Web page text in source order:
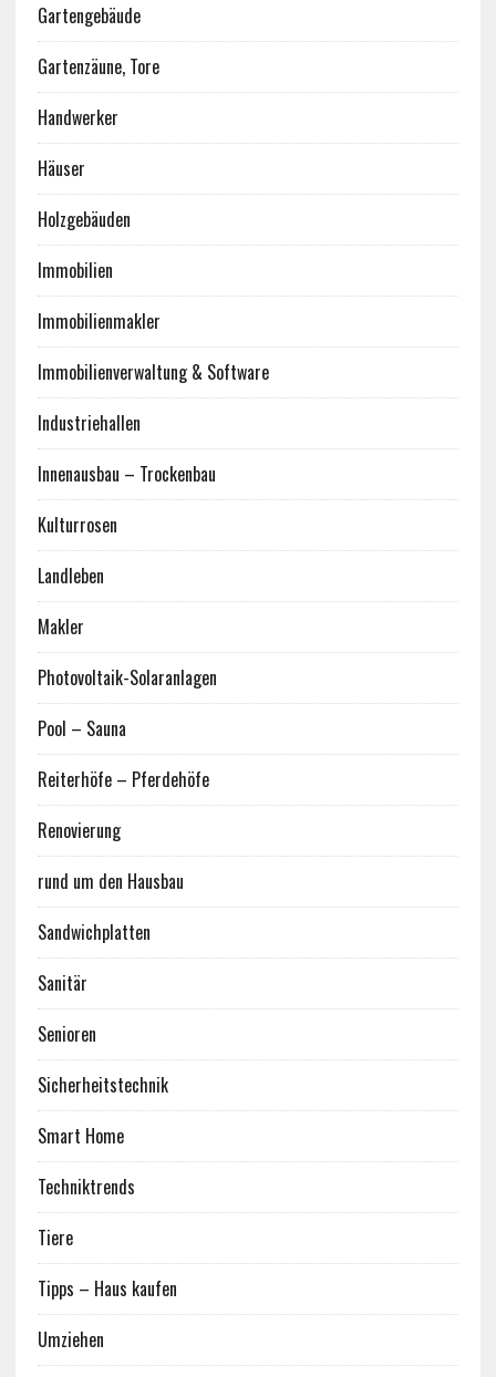
Gartengebäude
Gartenzäune, Tore
Handwerker
Häuser
Holzgebäuden
Immobilien
Immobilienmakler
Immobilienverwaltung & Software
Industriehallen
Innenausbau – Trockenbau
Kulturrosen
Landleben
Makler
Photovoltaik-Solaranlagen
Pool – Sauna
Reiterhöfe – Pferdehöfe
Renovierung
rund um den Hausbau
Sandwichplatten
Sanitär
Senioren
Sicherheitstechnik
Smart Home
Techniktrends
Tiere
Tipps – Haus kaufen
Umziehen